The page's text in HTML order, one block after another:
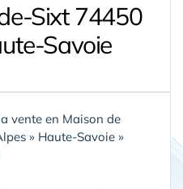
Sixt 74450
Savoie
vente en Maison de
» Haute-Savoie »